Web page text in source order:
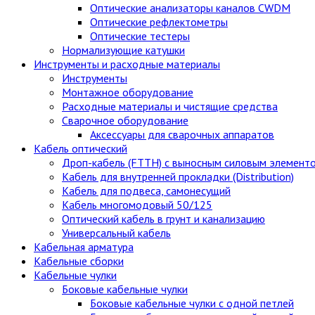
Оптические анализаторы каналов CWDM
Оптические рефлектометры
Оптические тестеры
Нормализующие катушки
Инструменты и расходные материалы
Инструменты
Монтажное оборудование
Расходные материалы и чистящие средства
Сварочное оборудование
Аксессуары для сварочных аппаратов
Кабель оптический
Дроп-кабель (FTTH) с выносным силовым
Кабель для внутренней прокладки (Distribution)
Кабель для подвеса, самонесущий
Кабель многомодовый 50/125
Оптический кабель в грунт и канализацию
Универсальный кабель
Кабельная арматура
Кабельные сборки
Кабельные чулки
Боковые кабельные чулки
Боковые кабельные чулки с одной петлей